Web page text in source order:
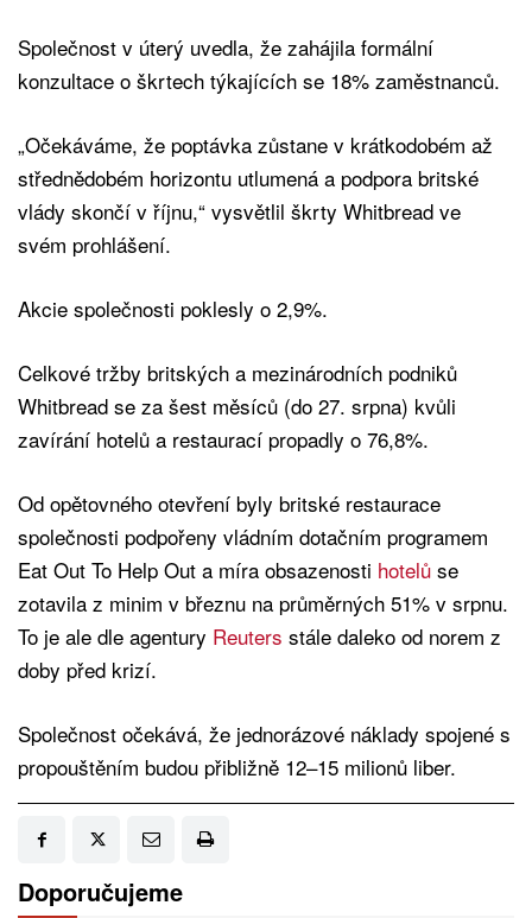
Společnost v úterý uvedla, že zahájila formální
konzultace o škrtech týkajících se 18% zaměstnanců.
„Očekáváme, že poptávka zůstane v krátkodobém až
střednědobém horizontu utlumená a podpora britské
vlády skončí v říjnu,“ vysvětlil škrty Whitbread ve
svém prohlášení.
Akcie společnosti poklesly o 2,9%.
Celkové tržby britských a mezinárodních podniků
Whitbread se za šest měsíců (do 27. srpna) kvůli
zavírání hotelů a restaurací propadly o 76,8%.
Od opětovného otevření byly britské restaurace
společnosti podpořeny vládním dotačním programem
Eat Out To Help Out a míra obsazenosti hotelů se
zotavila z minim v březnu na průměrných 51% v srpnu.
To je ale dle agentury Reuters stále daleko od norem z
doby před krizí.
Společnost očekává, že jednorázové náklady spojené s
propouštěním budou přibližně 12–15 milionů liber.
Doporučujeme